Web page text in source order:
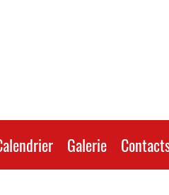
Galerie